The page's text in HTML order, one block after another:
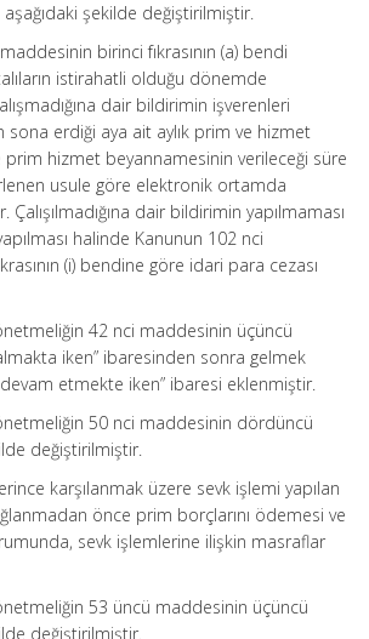
aşağıdaki şekilde değiştirilmiştir.
birinci fıkrasının (a) bendi
istirahatli olduğu dönemde
dair bildirimin işverenleri
sona erdiği aya ait aylık prim ve hizmet
hizmet beyannamesinin verileceği süre
usule göre elektronik ortamda
Çalışılmadığına dair bildirimin yapılmaması
halinde Kanunun 102 nci
(i) bendine göre idari para cezası
42 nci maddesinin üçüncü
iken” ibaresinden sonra gelmek
etmekte iken” ibaresi eklenmiştir.
50 nci maddesinin dördüncü
değiştirilmiştir.
karşılanmak üzere sevk işlemi yapılan
önce prim borçlarını ödemesi ve
sevk işlemlerine ilişkin masraflar
53 üncü maddesinin üçüncü
değiştirilmiştir.